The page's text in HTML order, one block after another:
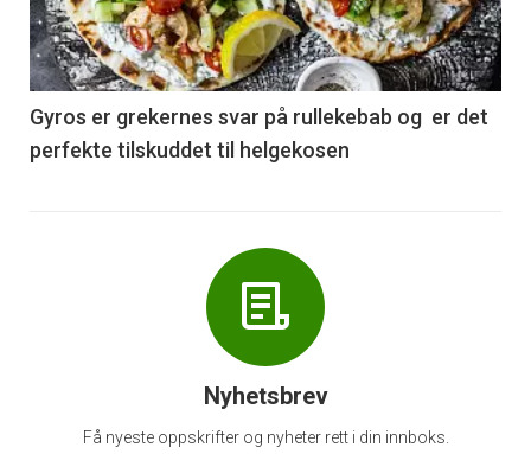
nå
-
6
Gyros er grekernes svar på rullekebab og er det
perfekte tilskuddet til helgekosen
Nyhetsbrev
Få nyeste oppskrifter og nyheter rett i din innboks.